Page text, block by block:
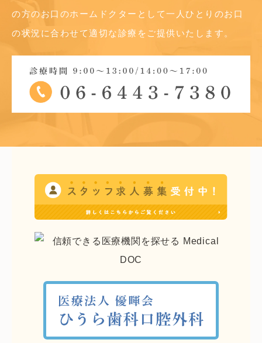
の方のお口のホームドクターとして一人ひとりのお口
の状況に合わせて適切な診療をご提供いたします。